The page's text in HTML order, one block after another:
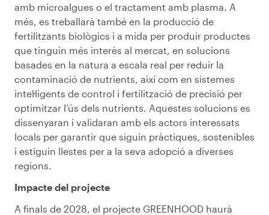
amb microalgues o el tractament amb plasma. A
més, es treballarà també en la producció de
fertilitzants biològics i a mida per produir productes
que tinguin més interès al mercat, en solucions
basades en la natura a escala real per reduir la
contaminació de nutrients, així com en sistemes
intel·ligents de control i fertilització de precisió per
optimitzar l’ús dels nutrients. Aquestes solucions es
dissenyaran i validaran amb els actors interessats
locals per garantir que siguin pràctiques, sostenibles
i estiguin llestes per a la seva adopció a diverses
regions.
Impacte del projecte
A finals de 2028, el projecte GREENHOOD haurà